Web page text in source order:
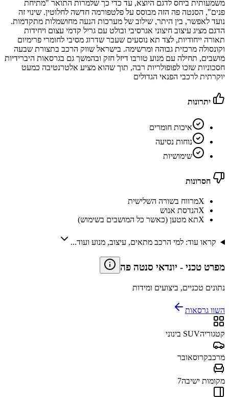
משמעותית ביחס לדגם היוצא, עד כדי כך שלמרות התואר "מתיחת
פנים", הסנטה פה הזה מבוסס על פלטפורמה חדשה לחלוטין. שינוי זה
נועד לאפשר, בין היתר, שילוב של מערכות הנעה מחושמלות מתקדמות.
הדגם מציג עיצוב חיצוני אגרסיבי ובולט עם גריל קדמי עצום ויחידות
תאורה ייחודיות, לצד תא נוסעים שעבר שדרוג מסיבי לחומרי פרימיום
וקונסולה מרכזית גבוהה ומרשימה. בישראל שווק הרכב בתצורת שבעה
מושבים, תחילה עם מנוע טורבו דיזל חזק ובהמשך גם בגרסאות היברידיות
חסכוניות שזכו לפופולריות רבה, תוך שהוא מציע אלטרנטיבה כמעט
יוקרתית לרכבי הפנאי הגדולים
יתרונות
איכות חומרים
נוחות נסיעה
שימושיות
חסרונות
Xמרווח בשורה השלישית
Xהנדסת אנוש
Xתא מטען (כאשר כל המושבים בשימוש)
קראו עוד: למי הרכב מתאים, עיצוב, מנוע ועוד...
מפרט טכני - יונדאי סנטה פה
נתונים טכניים, ביצועים ומידות
השוו גרסאות
קטגוריהSUV בינוני
מרכבקרוסאובר
מקומות ישיבה7